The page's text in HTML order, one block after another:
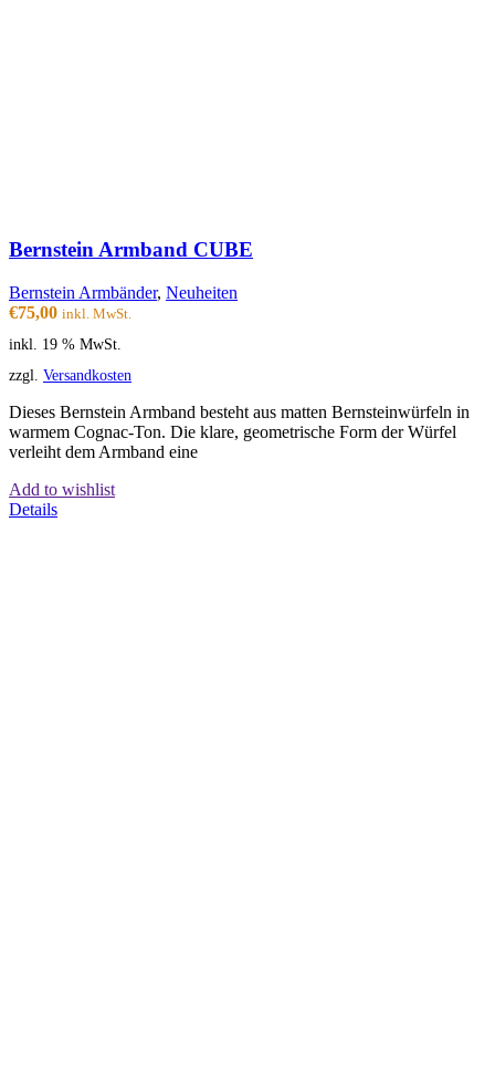
Bernstein Armband CUBE
Bernstein Armbänder, Neuheiten
€75,00 inkl. MwSt.
inkl. 19 % MwSt.
zzgl. Versandkosten
Dieses Bernstein Armband besteht aus matten Bernsteinwürfeln in
warmem Cognac-Ton. Die klare, geometrische Form der Würfel
verleiht dem Armband eine
Add to wishlist
Details